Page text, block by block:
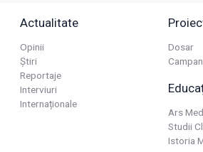
Actualitate
Opinii
Știri
Reportaje
Interviuri
Internaționale
Dosar
Ars
Studii
Istoria